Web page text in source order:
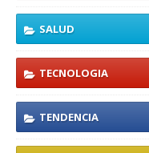
SALUD
TECNOLOGIA
TENDENCIA